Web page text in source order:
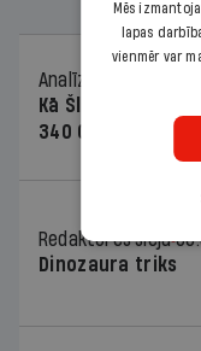
Analīze
Kā Šlesera
340 000 vērtu
Redaktores sleja
Dinozaura triks
Mēs
lapas
vienmēr var